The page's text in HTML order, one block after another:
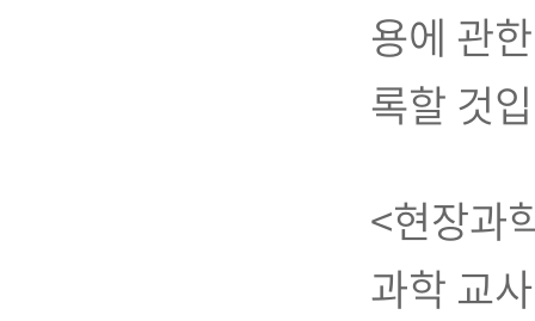
용에 관
록할 것
<현장과
과학 교